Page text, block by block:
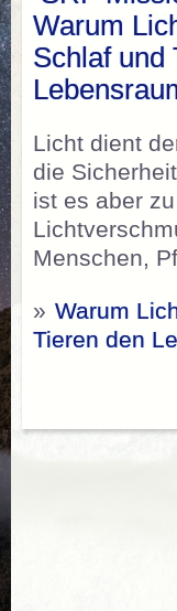
Warum
Schlaf und
Licht dient
die
ist es aber
Menschen,
» Warum
Tieren den